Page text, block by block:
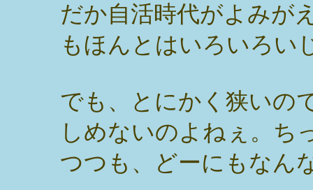
だか自活時代がよみが
もほんとはいろいろい
でも、とにかく狭いの
しめないのよねぇ。ち
つつも、どーにもなん